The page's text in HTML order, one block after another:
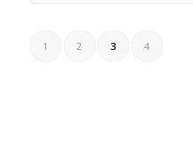
1 2 3 4